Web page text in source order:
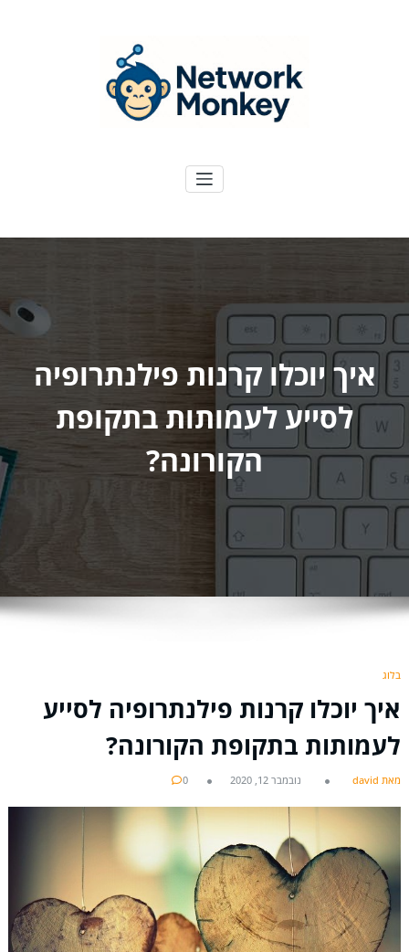
איך יוכלו קרנות פילנתרופיה
לסייע לעמותות בתקופת
הקורונה?
בלוג
איך יוכלו קרנות פילנתרופיה לסייע
לעמותות בתקופת הקורונה?
מאת david נובמבר 12, 2020 0